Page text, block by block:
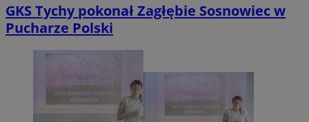
GKS Tychy pokonał Zagłębie Sosnowiec w
Pucharze Polski